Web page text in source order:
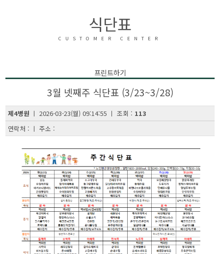
식단표
CUSTOMER CENTER
프린트하기
3월 넷째주 식단표 (3/23~3/28)
제4병원 ㅣ 2026-03-23(월) 09:14:55 ㅣ 조회 : 113
연락처 : ㅣ 주소 :